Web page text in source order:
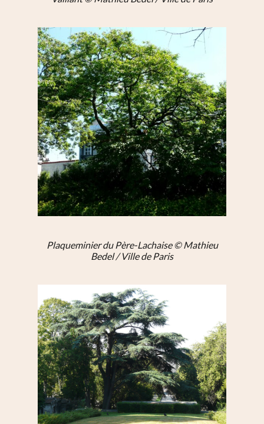
Plaqueminier du Père-Lachaise © Mathieu
Bedel / Ville de Paris